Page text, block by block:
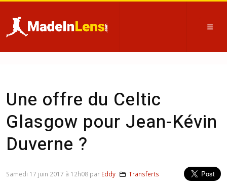
Une offre du Celtic
Glasgow pour Jean-Kévin
Duverne ?
Samedi 17 juin 2017 à 12h08 par Eddy Transferts